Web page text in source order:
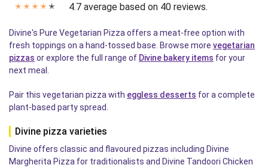
✭ ✭ ✭ ✭ ✭ 4.7 average based on 40 reviews.
Divine's Pure Vegetarian Pizza offers a meat-free option with
fresh toppings on a hand-tossed base. Browse more vegetarian
pizzas or explore the full range of Divine bakery items for your
next meal.
Pair this vegetarian pizza with eggless desserts for a complete
plant-based party spread.
Divine pizza varieties
Divine offers classic and flavoured pizzas including Divine
Margherita Pizza for traditionalists and Divine Tandoori Chicken